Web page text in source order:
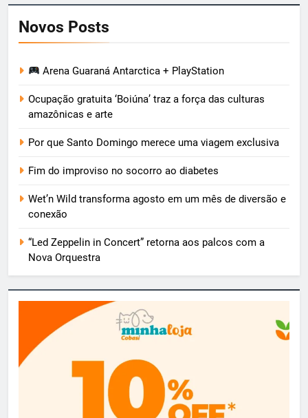
Novos Posts
Arena Guaraná Antarctica + PlayStation
Ocupação gratuita ‘Boiúna’ traz a força das culturas
amazônicas e arte
Por que Santo Domingo merece uma viagem exclusiva
Fim do improviso no socorro ao diabetes
Wet’n Wild transforma agosto em um mês de diversão e
conexão
“Led Zeppelin in Concert” retorna aos palcos com a
Nova Orquestra